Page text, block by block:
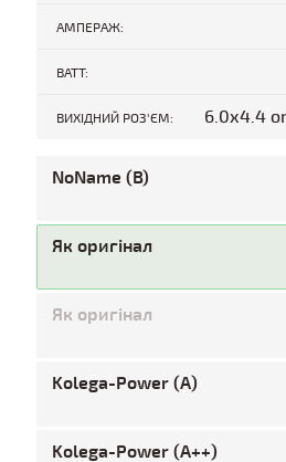
АМПЕРАЖ:
ВАТТ:
ВИХІДНИЙ РОЗ'ЄМ: 6.0x4.4
NoName (B)
Як оригінал
Як оригінал
Kolega-Power (A)
Kolega-Power (A++)